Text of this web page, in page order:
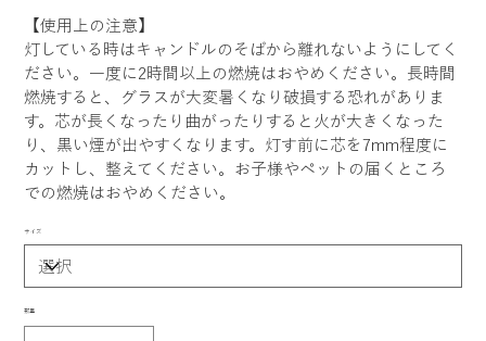
【使用上の注意】
灯している時はキャンドルのそばから離れないようにしてく
ださい。一度に2時間以上の燃焼はおやめください。長時間
燃焼すると、グラスが大変暑くなり破損する恐れがありま
す。芯が長くなったり曲がったりすると火が大きくなった
り、黒い煙が出やすくなります。灯す前に芯を7mm程度に
カットし、整えてください。お子様やペットの届くところ
での燃焼はおやめください。
サイズ
数量